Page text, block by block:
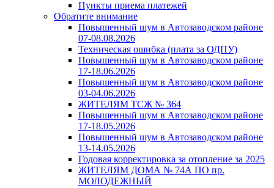
Пункты приема платежей
Обратите внимание
Повышенный шум в Автозаводском районе
07-08.08.2026
Техническая ошибка (плата за ОДПУ)
Повышенный шум в Автозаводском районе
17-18.06.2026
Повышенный шум в Автозаводском районе
03-04.06.2026
ЖИТЕЛЯМ ТСЖ № 364
Повышенный шум в Автозаводском районе
17-18.05.2026
Повышенный шум в Автозаводском районе
13-14.05.2026
Годовая корректировка за отопление за 2025
ЖИТЕЛЯМ ДОМА № 74А ПО пр.
МОЛОДЕЖНЫЙ